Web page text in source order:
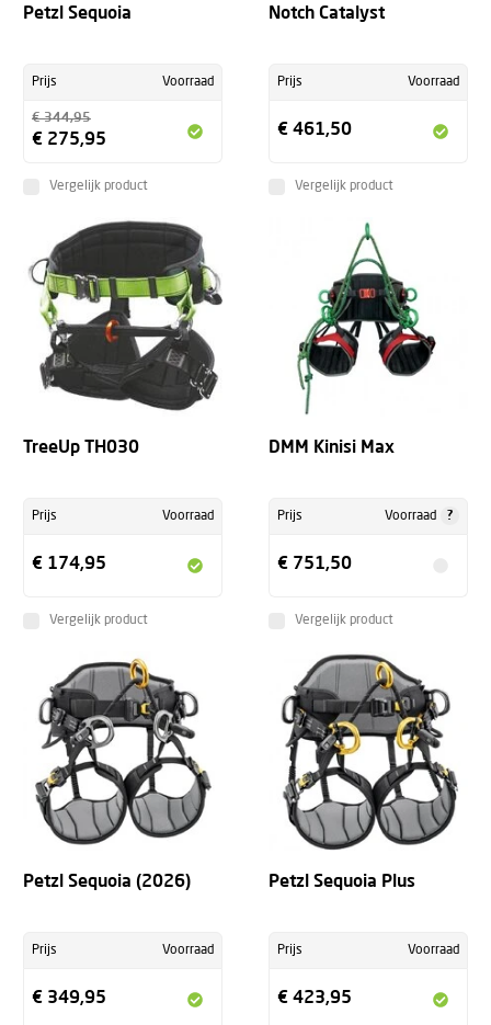
Petzl Sequoia
Prijs Voorraad
€ 344,95
€ 275,95
Vergelijk product
Notch Catalyst
Prijs Voorraad
€ 461,50
Vergelijk product
TreeUp TH030
Prijs Voorraad
€ 174,95
Vergelijk product
DMM Kinisi Max
Prijs Voorraad ?
€ 751,50
Vergelijk product
Petzl Sequoia (2026)
Prijs Voorraad
€ 349,95
Petzl Sequoia Plus
Prijs Voorraad
€ 423,95